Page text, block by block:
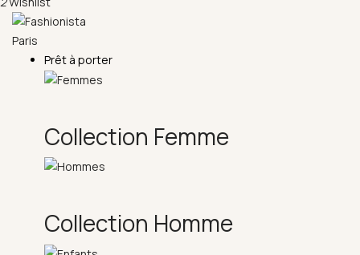
Prêt à porter
Collection Femme
Collection Homme